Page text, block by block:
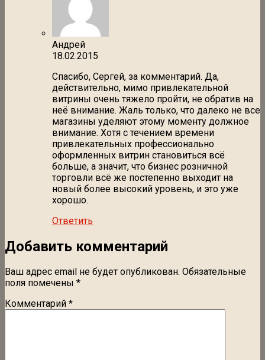
Андрей
18.02.2015
Спасибо, Сергей, за комментарий. Да,
действительно, мимо привлекательной
витрины очень тяжело пройти, не обратив на
неё внимание. Жаль только, что далеко не все
магазины уделяют этому моменту должное
внимание. Хотя с течением времени
привлекательных профессионально
оформленных витрин становиться всё
больше, а значит, что бизнес розничной
торговли всё же постепенно выходит на
новый более высокий уровень, и это уже
хорошо.
Ответить
Добавить комментарий
Ваш адрес email не будет опубликован. Обязательные
поля помечены *
Комментарий *